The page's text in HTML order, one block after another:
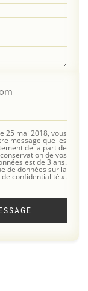
25 mai 2018, vous
message que les
de la part de
de vos
est de 3 ans.
de données sur la
confidentialité ».